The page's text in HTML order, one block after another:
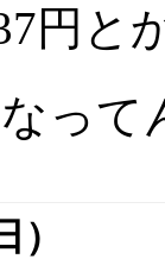
円と
って